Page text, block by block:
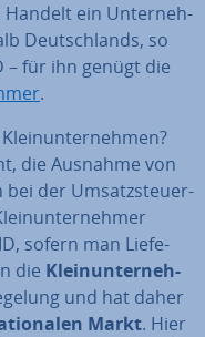
Handelt ein Un­ter­neh­
Deutsch­lands, so
– für ihn genügt die
.
die Ausnahme von
bei der Um­satz­steu­er-
sofern man Lie­fe­
die Klein­un­ter­neh­
und hat daher
Markt. Hier